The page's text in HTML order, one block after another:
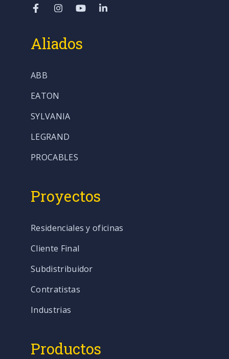
Aliados
ABB
EATON
SYLVANIA
LEGRAND
PROCABLES
Proyectos
Residenciales y oficinas
Cliente Final
Subdistribuidor
Contratistas
Industrias
Productos